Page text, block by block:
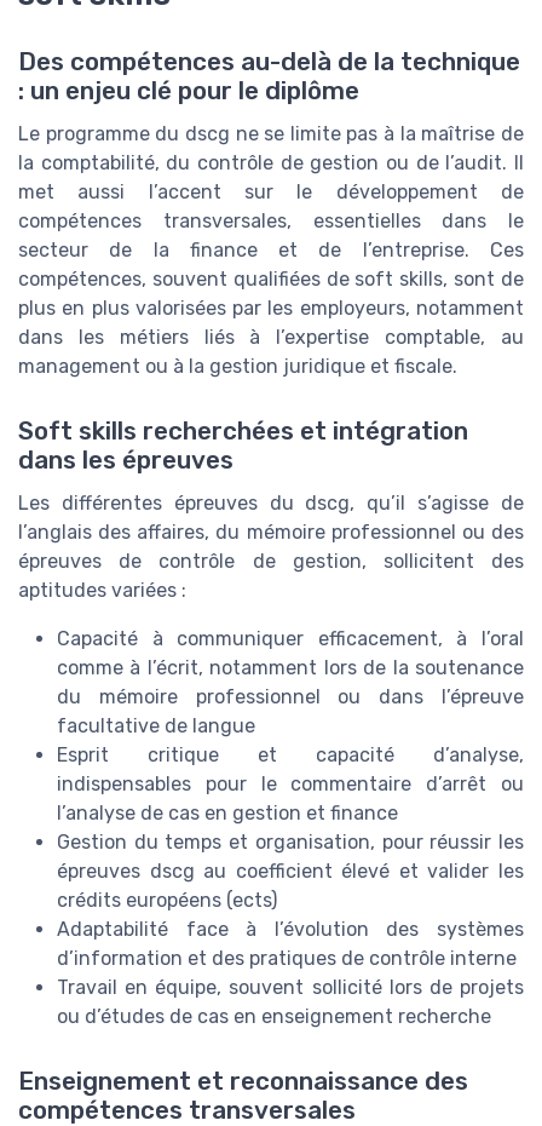
Des compétences au-delà de la technique
: un enjeu clé pour le diplôme
Le programme du dscg ne se limite pas à la maîtrise de
la comptabilité, du contrôle de gestion ou de l’audit. Il
met aussi l’accent sur le développement de
compétences transversales, essentielles dans le
secteur de la finance et de l’entreprise. Ces
compétences, souvent qualifiées de soft skills, sont de
plus en plus valorisées par les employeurs, notamment
dans les métiers liés à l’expertise comptable, au
management ou à la gestion juridique et fiscale.
Soft skills recherchées et intégration
dans les épreuves
Les différentes épreuves du dscg, qu’il s’agisse de
l’anglais des affaires, du mémoire professionnel ou des
épreuves de contrôle de gestion, sollicitent des
aptitudes variées :
Capacité à communiquer efficacement, à l’oral
comme à l’écrit, notamment lors de la soutenance
du mémoire professionnel ou dans l’épreuve
facultative de langue
Esprit critique et capacité d’analyse,
indispensables pour le commentaire d’arrêt ou
l’analyse de cas en gestion et finance
Gestion du temps et organisation, pour réussir les
épreuves dscg au coefficient élevé et valider les
crédits européens (ects)
Adaptabilité face à l’évolution des systèmes
d’information et des pratiques de contrôle interne
Travail en équipe, souvent sollicité lors de projets
ou d’études de cas en enseignement recherche
Enseignement et reconnaissance des
compétences transversales